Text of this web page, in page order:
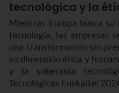
tecnológica y la
Mientras Europa busca su
tecnología, las empresas
una transformación sin
su dimensión ética y
y la soberanía
Tecnológicas Euskaltel